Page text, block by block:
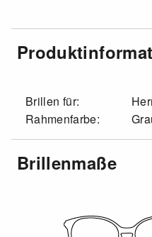
Brillen für:
Rahmenfarbe:
Brillenmaße